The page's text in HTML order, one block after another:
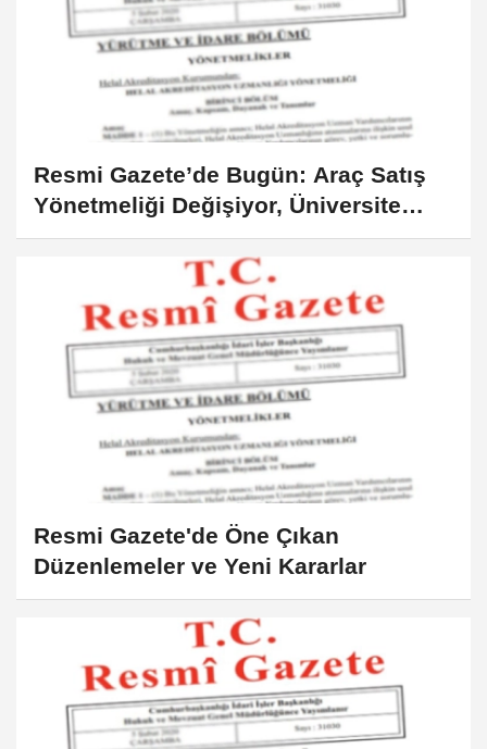
Resmi Gazete’de Bugün: Araç Satış
Yönetmeliği Değişiyor, Üniversite
Yönetmelikleri Güncelleniyor
Resmi Gazete'de Öne Çıkan
Düzenlemeler ve Yeni Kararlar